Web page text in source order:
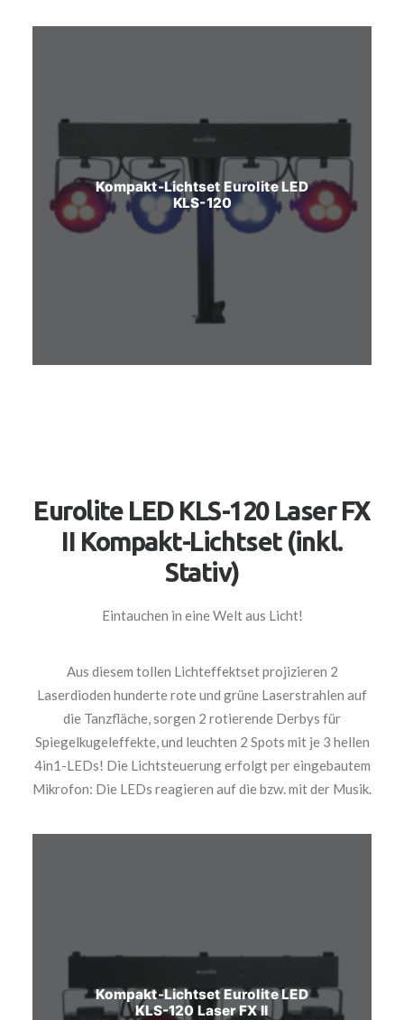
Kompakt-Lichtset Eurolite LED
KLS-120
Eurolite LED KLS-120 Laser FX
II Kompakt-Lichtset (inkl.
Stativ)
Eintauchen in eine Welt aus Licht!
Aus diesem tollen Lichteffektset projizieren 2
Laserdioden hunderte rote und grüne Laserstrahlen auf
die Tanzfläche, sorgen 2 rotierende Derbys für
Spiegelkugeleffekte, und leuchten 2 Spots mit je 3 hellen
4in1-LEDs! Die Lichtsteuerung erfolgt per eingebautem
Mikrofon: Die LEDs reagieren auf die bzw. mit der Musik.
Kompakt-Lichtset Eurolite LED
KLS-120 Laser FX II